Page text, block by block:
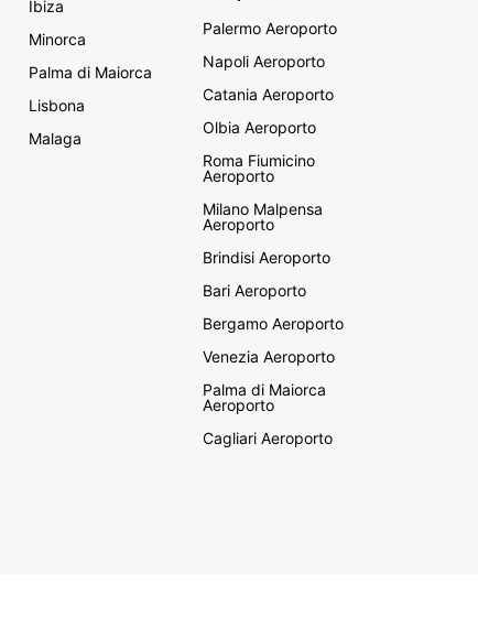
Ibiza
Minorca
Palma di Maiorca
Lisbona
Malaga
Palermo Aeroporto
Napoli Aeroporto
Catania Aeroporto
Olbia Aeroporto
Roma Fiumicino
Aeroporto
Milano Malpensa
Aeroporto
Brindisi Aeroporto
Bari Aeroporto
Bergamo Aeroporto
Venezia Aeroporto
Palma di Maiorca
Aeroporto
Cagliari Aeroporto